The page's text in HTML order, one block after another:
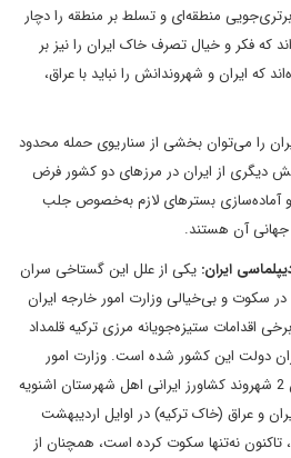
منطقه‌ای و تسلط بر منطقه را دچار
که فکر و خیال تصرف خاک ایران را نیز بر
که ایران و شهروندانش را نباید با عراق،
را می‌توان بخشی از سناریوی حمله محدود
دیگری از ایران در مرزهای دو کشور فرض
و آماده‌سازی بسترهای لازم به‌خصوص جلب
جهانی آن هستند.
ایران: یکی از علل این گستاخی سران
در سکوت و بی‌خیالی وزارت امور خارجه ایران
اقدامات ستیزه‌جویانه مرزی ترکیه قلمداد
دولت این کشور شده است. وزارت امور
خارجه ایران در مقابل کشته شدن 2 شهروند کشاورز ایرانی اهل شهرستان اشنویه
و عراق (خاک ترکیه) در اوایل اردیبهشت
نه‌تنها سکوت کرده است، همچنان از